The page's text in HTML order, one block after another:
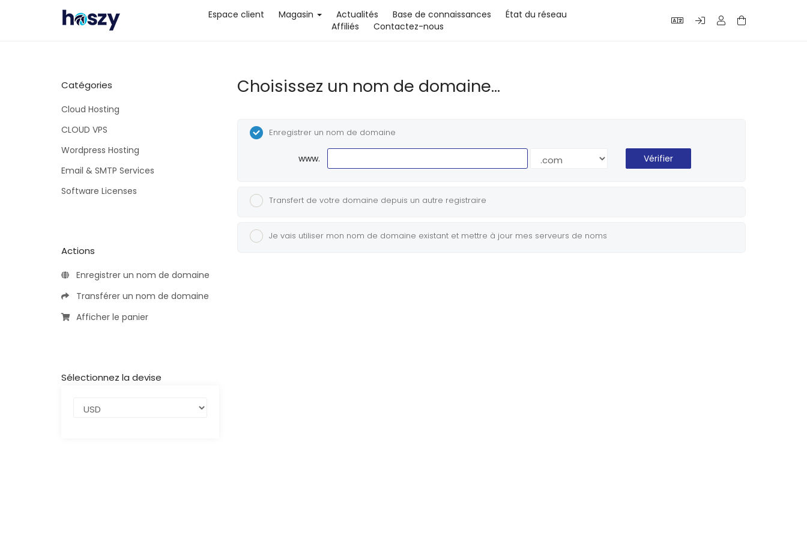
Espace client Magasin Actualités Base de connaissances
État du réseau
Affiliés
Contactez-nous
Catégories
Cloud Hosting
CLOUD VPS
Wordpress Hosting
Email & SMTP Services
Software Licenses
Actions
Enregistrer un nom de domaine
Transférer un nom de domaine
Afficher le panier
Sélectionnez la devise
Choisissez un nom de domaine...
Enregistrer un nom de domaine
www. Vérifier
Transfert de votre domaine depuis un autre registraire
Je vais utiliser mon nom de domaine existant et mettre à jour mes serveurs de noms